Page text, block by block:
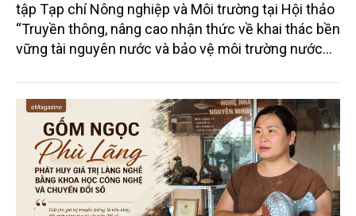
tập Tạp chí Nông nghiệp và Môi trường tại Hội thảo
“Truyền thông, nâng cao nhận thức về khai thác bền
vững tài nguyên nước và bảo vệ môi trường nước
trường phối hợp với Sở Nông nghiệp và Môi trường
tỉnh Lai Châu tổ chức ngày 10/7/2026. Hội thảo thu
hút sự tham gia của hơn 100 đại biểu là lãnh đạo
các đơn vị thuộc Bộ Nông nghiệp và Môi trường,
chuyên gia, nhà khoa học, Sở Nông nghiệp và Môi
trường tỉnh Lai Châu và đại diện các cơ quan đơn vị
doanh nghiệp ở các tỉnh miền núi phía Bắc.